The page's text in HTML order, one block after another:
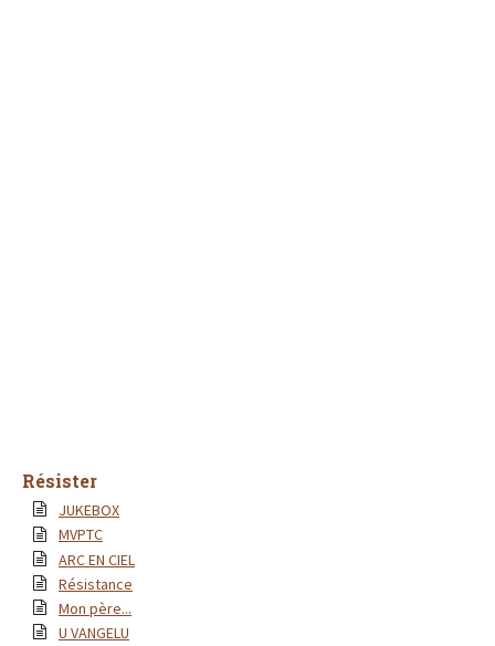
Résister
JUKEBOX
MVPTC
ARC EN CIEL
Résistance
Mon père...
U VANGELU